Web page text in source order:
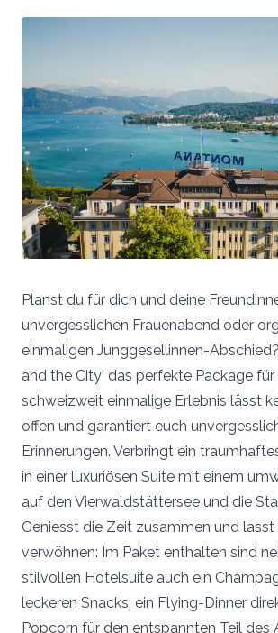
Planst du für dich und deine
unvergesslichen Frauenabend oder
einmaligen Junggesellinnen-
and the City' das perfekte Package für
schweizweit einmalige Erlebnis lässt
offen und garantiert euch
Erinnerungen. Verbringt ein
in einer luxuriösen Suite mit einem
auf den Vierwaldstättersee und die
Geniesst die Zeit zusammen und
verwöhnen: Im Paket enthalten sind
stilvollen Hotelsuite auch ein
leckeren Snacks, ein Flying-Dinner
Popcorn für den entspannten Teil des